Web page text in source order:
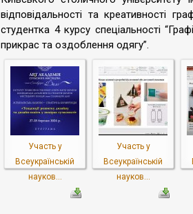
відповідальності та креативності
студентка 4 курсу спеціальності
прикрас та оздоблення одягу”.
Участь у
Всеукраїнській
науков...
Участь у
Всеукраїнській
науков...